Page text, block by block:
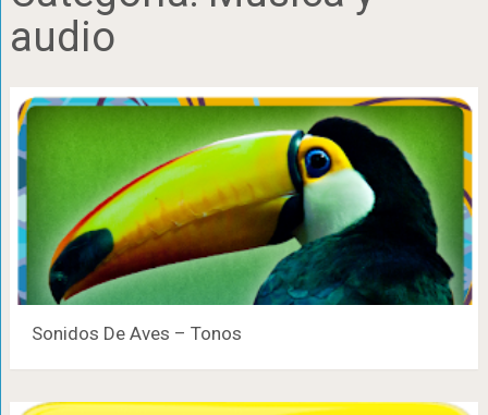
audio
Sonidos De Aves – Tonos